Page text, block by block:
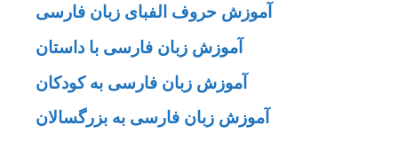
آموزش حروف الفبای زبان فارسی
آموزش زبان فارسی با داستان
آموزش زبان فارسی به کودکان
آموزش زبان فارسی به بزرگسالان